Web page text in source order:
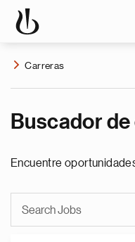
Carreras
Buscador
Encuentre